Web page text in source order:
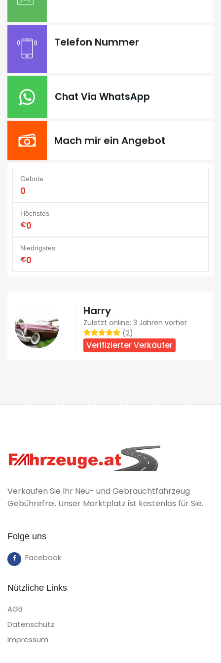
Telefon Nummer
Chat Via WhatsApp
Mach mir ein Angebot
Gebote
0
Höchstes
€0
Niedrigstes
€0
Harry
Zuletzt online: 3 Jahren vorher
(2)
Verifizierter Verkäufer
Verkaufen Sie Ihr Neu- und Gebrauchtfahrzeug
Gebührefrei. Unser Marktplatz ist kostenlos für Sie.
Folge uns
Facebook
Nützliche Links
AGB
Datenschutz
Impressum